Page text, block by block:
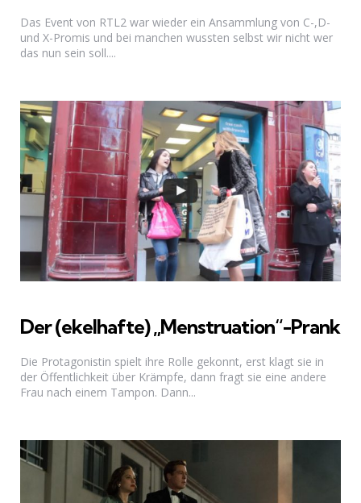
Das Event von RTL2 war wieder ein Ansammlung von C-,D-
und X-Promis und bei manchen wussten selbst wir nicht wer
das nun sein soll....
Der (ekelhafte) „Menstruation“-Prank
Die Protagonistin spielt ihre Rolle gekonnt, erst klagt sie in
der Öffentlichkeit über Krämpfe, dann fragt sie eine andere
Frau nach einem Tampon. Dann...